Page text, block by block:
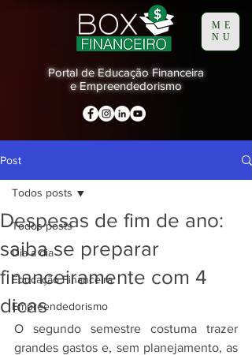
ME
NU
Portal de Educação Financeira
e Empreendedorismo
Post
Todos posts
Dia a dia
Educação Financeira
Empreendedorismo
Todos posts
Despesas de fim de ano:
saiba se preparar
financeiramente com 4
dicas
O segundo semestre costuma trazer
grandes gastos e, sem planejamento, as